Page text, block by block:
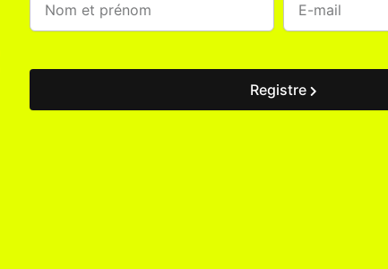
Registre